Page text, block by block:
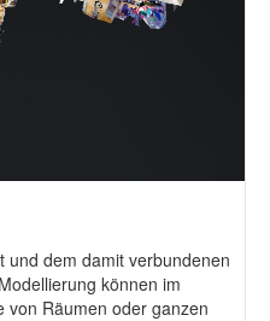
und dem damit verbundenen
können im
von Räumen oder ganzen